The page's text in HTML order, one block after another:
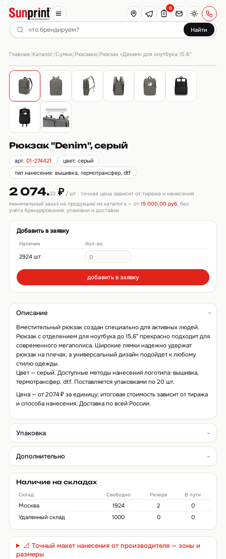
Найти
0
Главная/Каталог/Сумки/Рюкзаки/Рюкзак «Деним» для ноутбука 15.6"
Рюкзак "Denim", серый
арт.01-274421
цвет: серый
тип нанесения: вышивка, термотрансфер, dtf
2 074.33₽/ шт · точная цена зависит от тиража и нанесения
минимальный заказ на продукцию из каталога — от 15 000,00 руб. без
учёта брендирования, упаковки и доставки
Добавить в заявку
Наличие Кол-во
2924 шт
добавить в заявку
Описание
Вместительный рюкзак создан специально для активных людей.
Рюкзак с отделением для ноутбука до 15,6" прекрасно подходит для
современного мегаполиса. Широкие лямки надежно удержат
рюкзак на плечах, а универсальный дизайн подойдет к любому
стилю одежды.
Цвет — серый. Доступные методы нанесения логотипа: вышивка,
термотрансфер, dtf. Поставляется упаковками по 20 шт.
Цена — от 2074 ₽ за единицу; итоговая стоимость зависит от тиража
и способа нанесения. Доставка по всей России.
Упаковка
Дополнительно
Наличие на складах
Склад Свободно Резерв В пути
Москва 1924 2
0
Удаленный склад
1000 0 0
📐 Точный макет нанесения от производителя — зоны и
размеры